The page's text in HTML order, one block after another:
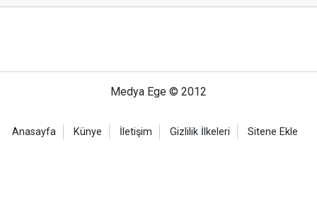
Medya Ege © 2012
Anasayfa Künye İletişim Gizlilik İlkeleri Sitene Ekle